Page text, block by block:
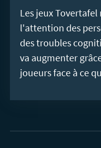
Les jeux
l'attention des
des troubles
va augmenter
joueurs face à ce